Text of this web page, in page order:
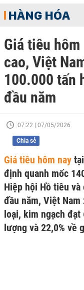
HÀNG HÓA
Giá tiêu
cao, Việt
100.000 tấn
đầu năm
07:22 | 07/05/2026
Chia sẻ
Giá tiêu hôm nay
định quanh mốc
Hiệp hội Hồ tiêu
đầu năm, Việt
loại, kim ngạch đạt
lượng và 22,0% về